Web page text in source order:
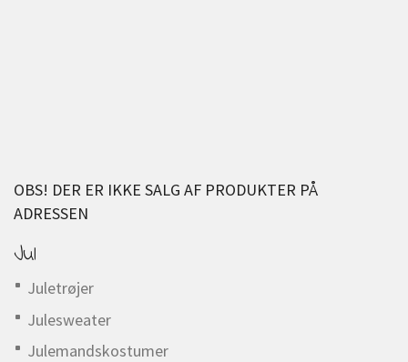
OBS! DER ER IKKE SALG AF PRODUKTER PÅ
ADRESSEN
Jul
Juletrøjer
Julesweater
Julemandskostumer